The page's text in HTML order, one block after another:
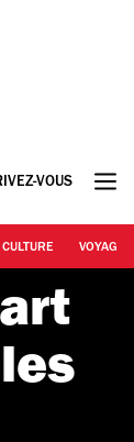
VOUS
CULTURE VOYAGE